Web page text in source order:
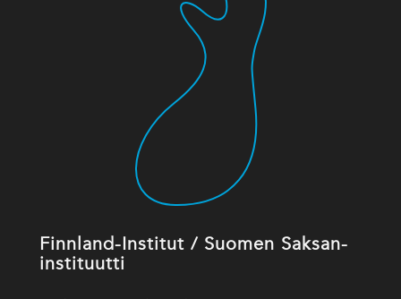
Finnland-Institut / Suomen Saksan-
instituutti